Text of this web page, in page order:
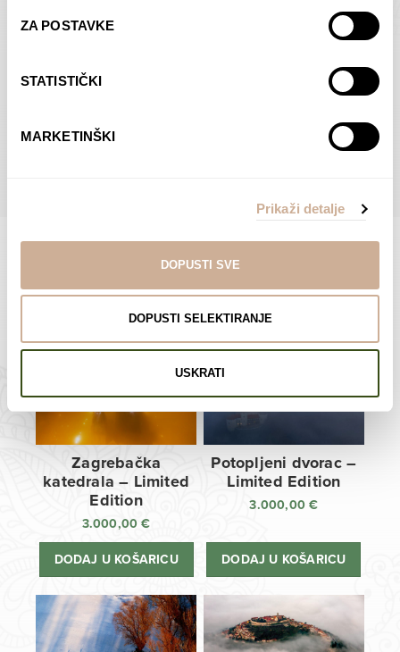
ZA POSTAVKE
STATISTIČKI
MARKETINŠKI
Prikaži detalje
DOPUSTI SVE
DOPUSTI SELEKTIRANJE
USKRATI
Dolac
ODABERI OPCIJE
Moreškanti – sjena
€Raspon
od
75,00 €
do
138,00 €
ODABERI OPCIJE
POGLEDAJTE SVE PROIZVODE U OVOJ KATEGORIJI
Limited Edition Fotografije
Zagrebačka
katedrala – Limited
Edition
3.000,00€
DODAJ U KOŠARICU
Potopljeni dvorac –
Limited Edition
3.000,00€
DODAJ U KOŠARICU